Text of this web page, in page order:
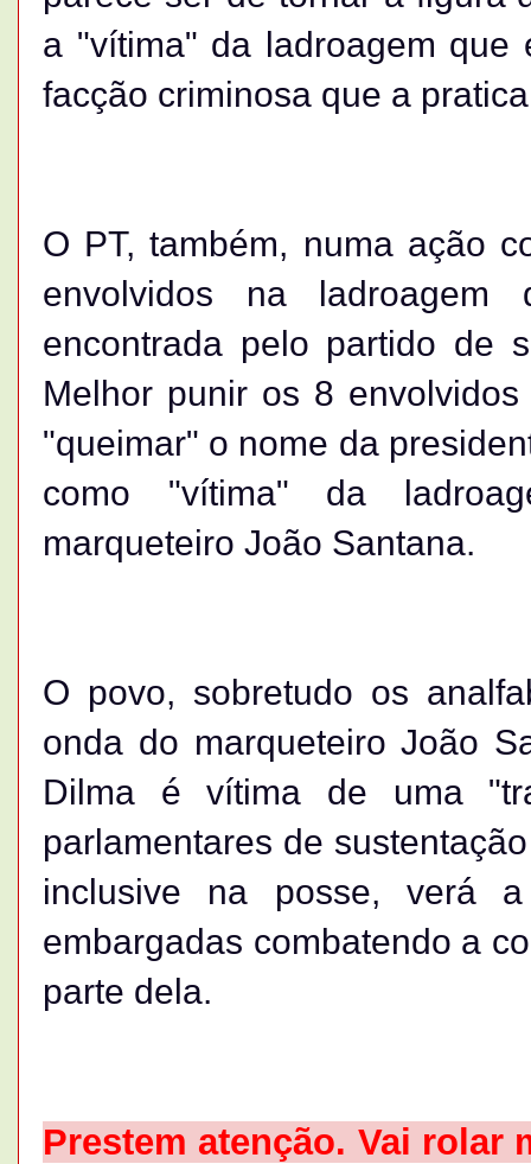
a "vítima" da ladroagem
facção criminosa que a
O PT, também, numa ação
envolvidos na
encontrada pelo partido de
Melhor punir os 8
"queimar" o nome da
como "vítima" da
marqueteiro João Santana.
O povo, sobretudo os
onda do marqueteiro João
Dilma é vítima de uma
parlamentares de
inclusive na posse, verá
embargadas combatendo a
parte dela.
Prestem atenção. Vai